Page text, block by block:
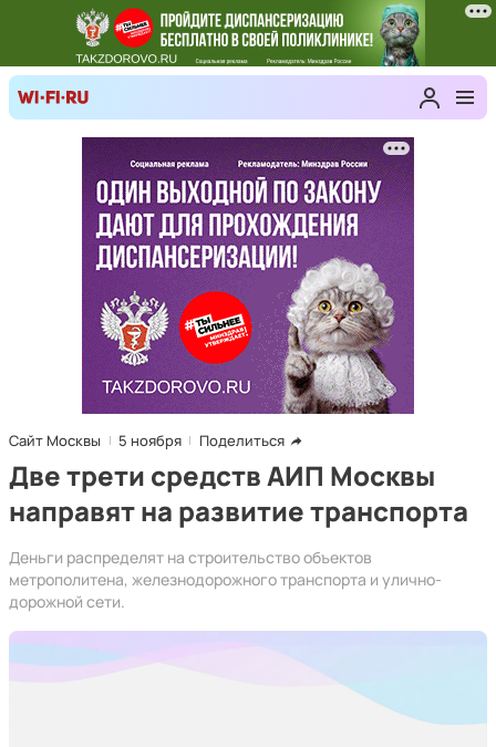
Сайт Москвы 5 ноября Поделиться
Две трети средств АИП Москвы
направят на развитие транспорта
Деньги распределят на строительство объектов
метрополитена, железнодорожного транспорта и улично-
дорожной сети.